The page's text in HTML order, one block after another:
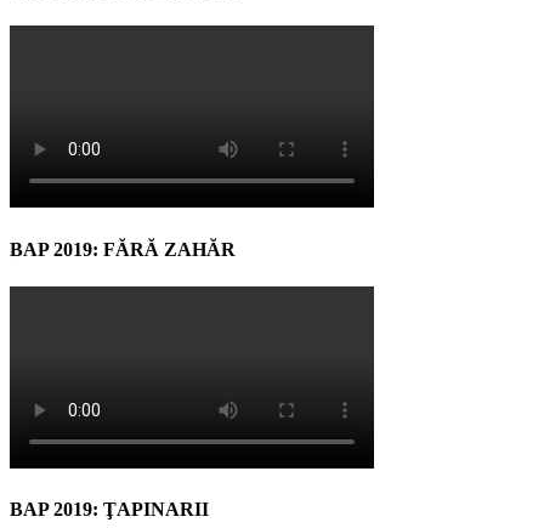
BAP 2019: FĂRĂ ZAHĂR
BAP 2019: ŢAPINARII